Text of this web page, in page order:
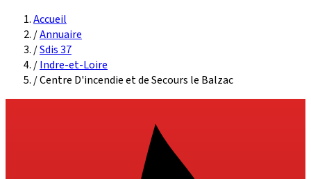
Accueil
/Annuaire
/Sdis 37
/Indre-et-Loire
/Centre D'incendie et de Secours le Balzac